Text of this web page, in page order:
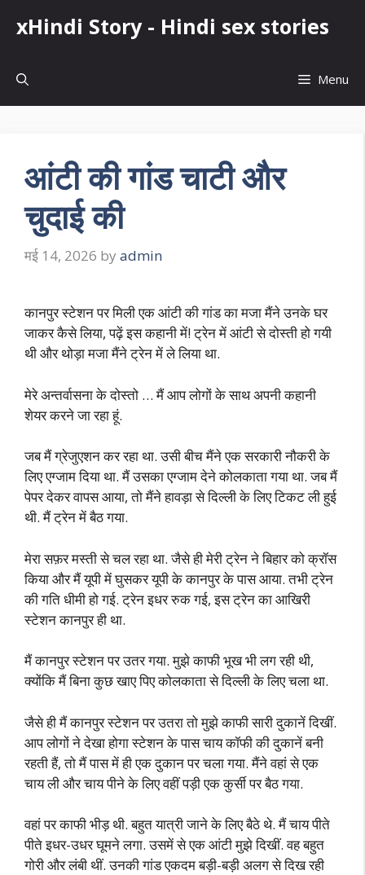
xHindi Story - Hindi sex stories
Menu
आंटी की गांड चाटी और
चुदाई की
मई 14, 2026 by admin
कानपुर स्टेशन पर मिली एक आंटी की गांड का मजा मैंने उनके घर
जाकर कैसे लिया, पढ़ें इस कहानी में! ट्रेन में आंटी से दोस्ती हो गयी
थी और थोड़ा मजा मैंने ट्रेन में ले लिया था.
मेरे अन्तर्वासना के दोस्तो … मैं आप लोगों के साथ अपनी कहानी
शेयर करने जा रहा हूं.
जब मैं ग्रेजुएशन कर रहा था. उसी बीच मैंने एक सरकारी नौकरी के
लिए एग्जाम दिया था. मैं उसका एग्जाम देने कोलकाता गया था. जब मैं
पेपर देकर वापस आया, तो मैंने हावड़ा से दिल्ली के लिए टिकट ली हुई
थी. मैं ट्रेन में बैठ गया.
मेरा सफ़र मस्ती से चल रहा था. जैसे ही मेरी ट्रेन ने बिहार को क्रॉस
किया और मैं यूपी में घुसकर यूपी के कानपुर के पास आया. तभी ट्रेन
की गति धीमी हो गई. ट्रेन इधर रुक गई, इस ट्रेन का आखिरी
स्टेशन कानपुर ही था.
मैं कानपुर स्टेशन पर उतर गया. मुझे काफी भूख भी लग रही थी,
क्योंकि मैं बिना कुछ खाए पिए कोलकाता से दिल्ली के लिए चला था.
जैसे ही मैं कानपुर स्टेशन पर उतरा तो मुझे काफी सारी दुकानें दिखीं.
आप लोगों ने देखा होगा स्टेशन के पास चाय कॉफी की दुकानें बनी
रहती हैं, तो मैं पास में ही एक दुकान पर चला गया. मैंने वहां से एक
चाय ली और चाय पीने के लिए वहीं पड़ी एक कुर्सी पर बैठ गया.
वहां पर काफी भीड़ थी. बहुत यात्री जाने के लिए बैठे थे. मैं चाय पीते
पीते इधर-उधर घूमने लगा. उसमें से एक आंटी मुझे दिखीं. वह बहुत
गोरी और लंबी थीं. उनकी गांड एकदम बड़ी-बड़ी अलग से दिख रही